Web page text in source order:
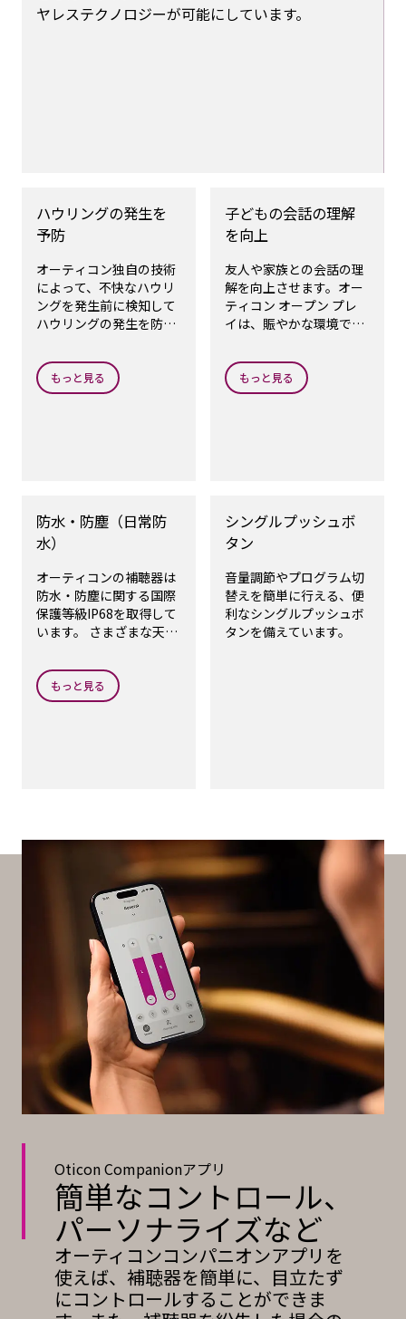
ヤレステクノロジーが可能にしています。
ハウリングの発生を
予防
オーティコン独自の技術
によって、不快なハウリ
ングを発生前に検知して
ハウリングの発生を防止
もっと見る
子どもの会話の理解
を向上
友人や家族との会話の理
解を向上させます。オー
ティコン オープン プレ
イは、賑やかな環境での
もっと見る
防水・防塵（日常防
水）
オーティコンの補聴器は
防水・防塵に関する国際
保護等級IP68を取得して
います。 さまざまな天候
用いただけます。しかし
ながら、補聴器を使用し
たままシャワーを浴びた
もっと見る
シングルプッシュボ
タン
音量調節やプログラム切
替えを簡単に行える、便
利なシングルプッシュボ
タンを備えています。
Oticon Companionアプリ
簡単なコントロール、
パーソナライズなど
オーティコンコンパニオンアプリを
使えば、補聴器を簡単に、目立たず
にコントロールすることができま